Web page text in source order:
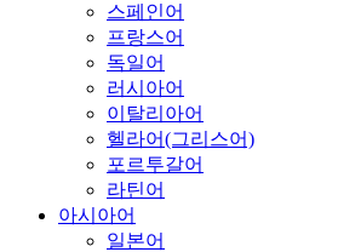
스페인어
프랑스어
독일어
러시아어
이탈리아어
헬라어(그리스어)
포르투갈어
라틴어
아시아어
일본어